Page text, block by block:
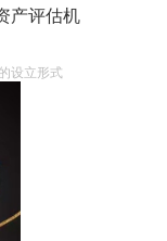
产评估机
设立形式